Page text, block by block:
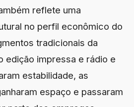
reflete uma
no perfil econômico do
tradicionais da
edição impressa e rádio e
estabilidade, as
espaço e passaram